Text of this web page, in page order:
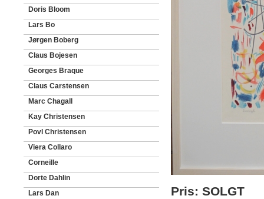
Doris Bloom
Lars Bo
Jørgen Boberg
Claus Bojesen
Georges Braque
Claus Carstensen
Marc Chagall
Kay Christensen
Povl Christensen
Viera Collaro
Corneille
Dorte Dahlin
Lars Dan
Pris: SOLGT